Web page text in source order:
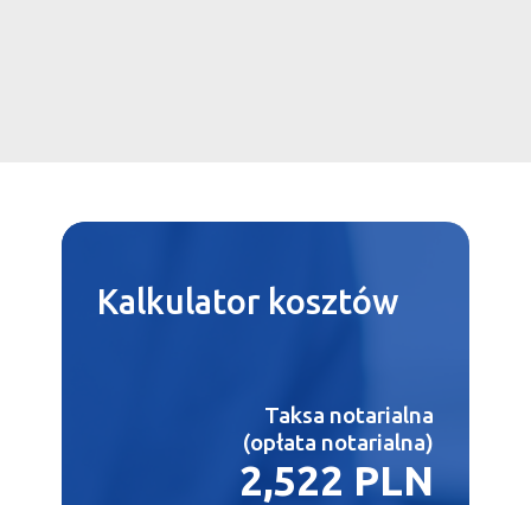
Kalkulatorkosztów
Taksa notarialna
(opłata notarialna)
2,522 PLN